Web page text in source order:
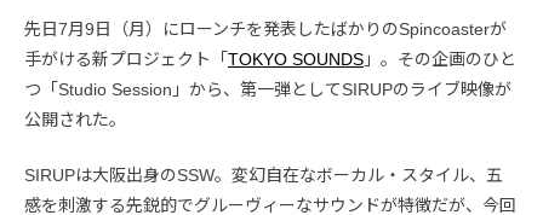
先日7月9日（月）にローンチを発表したばかりのSpincoasterが
手がける新プロジェクト「 TOKYO SOUNDS 」。その企画のひと
つ「Studio Session」から、第一弾としてSIRUPのライブ映像が
公開された。
SIRUPは大阪出身のSSW。変幻自在なボーカル・スタイル、五
感を刺激する先鋭的でグルーヴィーなサウンドが特徴だが、今回